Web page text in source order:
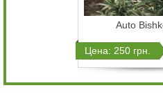
Auto
Цена: 250 грн.